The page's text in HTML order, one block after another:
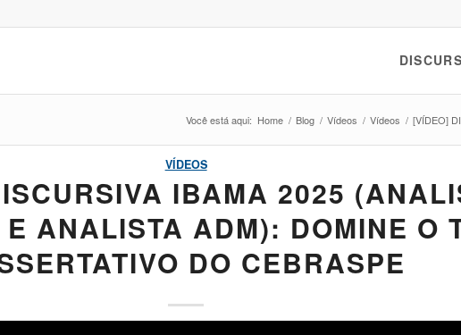
Você está aqui: Home / Blog / Vídeos / Vídeos / [VÍDEO]
VÍDEOS
IBAMA 2025
ANALISTA ADM): DOMINE O
DO CEBRASPE